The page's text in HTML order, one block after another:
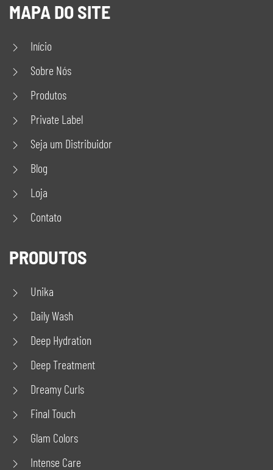
MAPA DO SITE
Início
Sobre Nós
Produtos
Private Label
Seja um Distribuidor
Blog
Loja
Contato
PRODUTOS
Unika
Daily Wash
Deep Hydration
Deep Treatment
Dreamy Curls
Final Touch
Glam Colors
Intense Care